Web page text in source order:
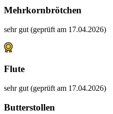
Mehrkornbrötchen
sehr gut (geprüft am 17.04.2026)
Flute
sehr gut (geprüft am 17.04.2026)
Butterstollen